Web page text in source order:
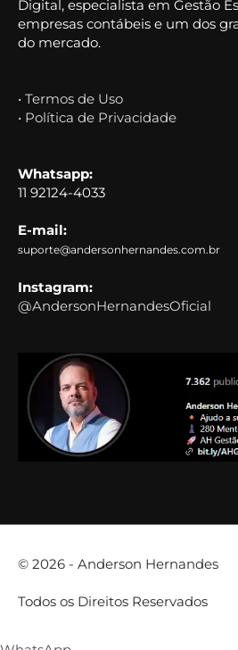
Digital, especialista em Gestão
empresas contábeis e um dos
do mercado.
• Termos de Uso
• Política de Privacidade
Whatsapp:
11 92124-4033
E-mail:
suporte@andersonhernandes.com.br
Instagram:
@AndersonHernandesOficial
© 2026 - Anderson Hernandes
Todos os Direitos Reservados